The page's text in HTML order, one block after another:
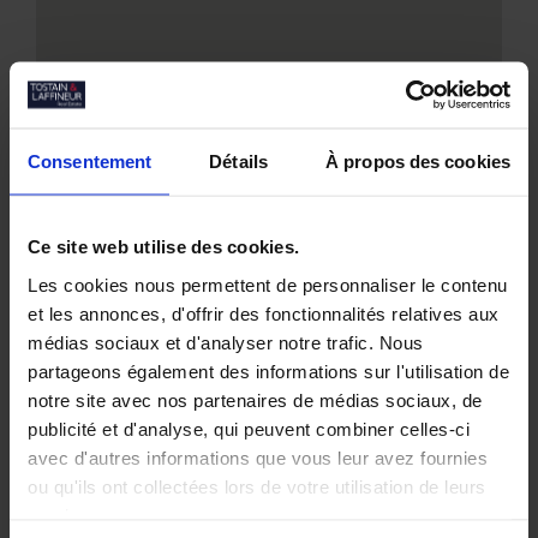
Consentement Détails À propos des cookies
Ce site web utilise des cookies.
Les cookies nous permettent de personnaliser le contenu
et les annonces, d'offrir des fonctionnalités relatives aux
médias sociaux et d'analyser notre trafic. Nous
partageons également des informations sur l'utilisation de
notre site avec nos partenaires de médias sociaux, de
publicité et d'analyse, qui peuvent combiner celles-ci
avec d'autres informations que vous leur avez fournies
ou qu'ils ont collectées lors de votre utilisation de leurs